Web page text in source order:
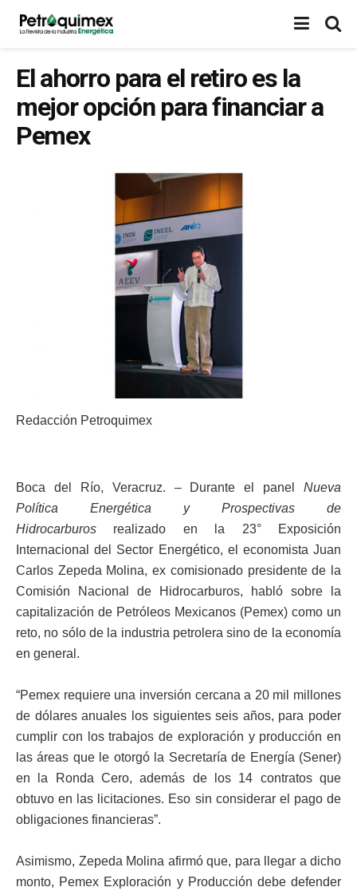
El ahorro para el retiro es la
mejor opción para financiar a
Pemex
Redacción Petroquimex
Boca del Río, Veracruz. – Durante el panel Nueva
Política Energética y Prospectivas de
Hidrocarburos realizado en la 23° Exposición
Internacional del Sector Energético, el economista Juan
Carlos Zepeda Molina, ex comisionado presidente de la
Comisión Nacional de Hidrocarburos, habló sobre la
capitalización de Petróleos Mexicanos (Pemex) como un
reto, no sólo de la industria petrolera sino de la economía
en general.
“Pemex requiere una inversión cercana a 20 mil millones
de dólares anuales los siguientes seis años, para poder
cumplir con los trabajos de exploración y producción en
las áreas que le otorgó la Secretaría de Energía (Sener)
en la Ronda Cero, además de los 14 contratos que
obtuvo en las licitaciones. Eso sin considerar el pago de
obligaciones financieras”.
Asimismo, Zepeda Molina afirmó que, para llegar a dicho
monto, Pemex Exploración y Producción debe defender